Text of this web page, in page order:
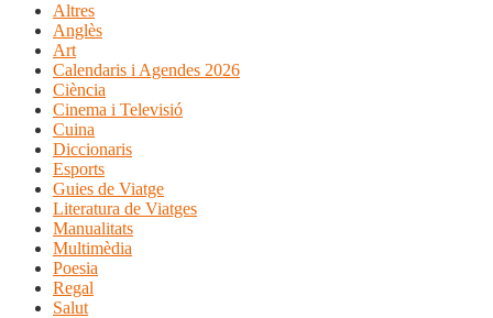
Altres
Anglès
Art
Calendaris i Agendes 2026
Ciència
Cinema i Televisió
Cuina
Diccionaris
Esports
Guies de Viatge
Literatura de Viatges
Manualitats
Multimèdia
Poesia
Regal
Salut